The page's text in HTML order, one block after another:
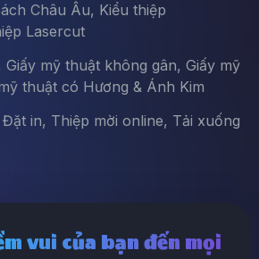
Châu Âu, Kiểu thiệp
Lasercut
mỹ thuật không gân, Giấy mỹ
thuật có Hương & Ánh Kim
in, Thiệp mời online, Tải xuống
vui của bạn đến mọi